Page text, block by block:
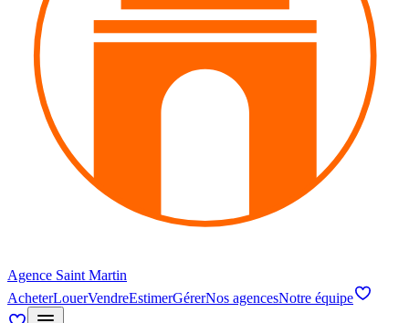
Agence Saint Martin
AcheterLouerVendreEstimerGérerNos agencesNotre équipe